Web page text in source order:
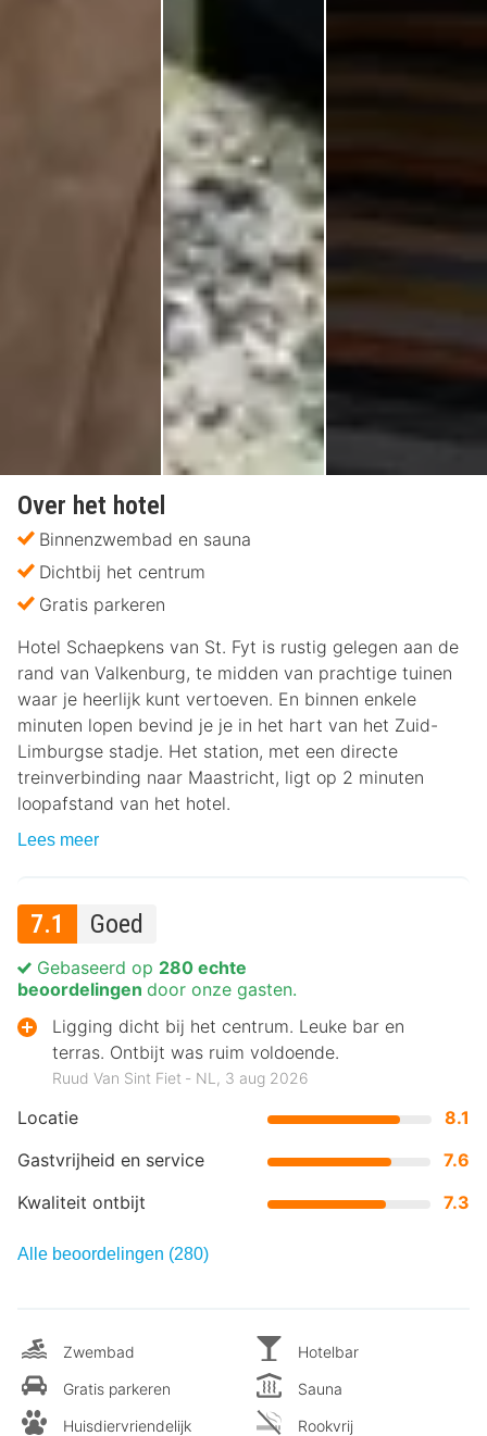
Over het hotel
Binnenzwembad en sauna
Dichtbij het centrum
Gratis parkeren
Hotel Schaepkens van St. Fyt is rustig gelegen aan de
rand van Valkenburg, te midden van prachtige tuinen
waar je heerlijk kunt vertoeven. En binnen enkele
minuten lopen bevind je je in het hart van het Zuid-
Limburgse stadje. Het station, met een directe
treinverbinding naar Maastricht, ligt op 2 minuten
loopafstand van het hotel.
Lees meer
7.1 Goed
Locatie
8.1
Gastvrijheid en service
7.6
Kwaliteit ontbijt
7.3
Gebaseerd op 280 echte
beoordelingen door onze gasten.
Ligging dicht bij het centrum. Leuke bar en
terras. Ontbijt was ruim voldoende.
Ruud Van Sint Fiet ‐ NL, 3 aug 2026
Alle beoordelingen (280)
Zwembad
Gratis parkeren
Huisdiervriendelijk
Hotelbar
Sauna
Rookvrij